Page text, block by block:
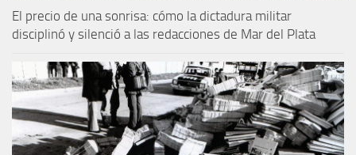
El precio de una sonrisa: cómo la dictadura militar
disciplinó y silenció a las redacciones de Mar del Plata